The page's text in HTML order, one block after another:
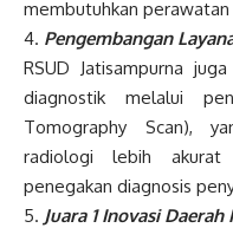
membutuhkan
4. Pengembangan
RSUD Jatisampurna
diagnostik melalui
Tomography Scan),
radiologi lebih
penegakan diagnosis
5. Juara 1 Inovasi